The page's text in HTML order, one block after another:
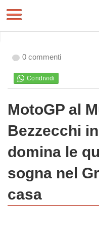
0 commenti
MotoGP al
Bezzecchi
domina le
sogna nel
casa